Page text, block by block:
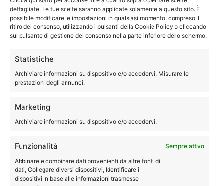
dettagliate. Le tue scelte saranno applicate solamente a questo sito. È
possibile modificare le impostazioni in qualsiasi momento, compreso il
ritiro del consenso, utilizzando i pulsanti della Cookie Policy o cliccando
sul pulsante di gestione del consenso nella parte inferiore dello schermo.
Statistiche
Archiviare informazioni su dispositivo e/o accedervi, Misurare le
prestazioni degli annunci.
Marketing
Archiviare informazioni su dispositivo e/o accedervi.
Funzionalità
Sempre attivo
Abbinare e combinare dati provenienti da altre fonti di
dati, Collegare diversi dispositivi, Identificare i
dispositivi in base alle informazioni trasmesse
asciugatrice?
Chiama e prenota un tecnico specializzato di Elettrodom
Service, per riparazione o assistenza sulla tua asciugatrice
di marca Siemens ® .
Assistenza Siemens Castello d’Argile
con garanzia di un anno.
riparazione, manutenzione e pulizia della asciugatrice
Siemens®.
asciugatrice direttamente a domicilio.